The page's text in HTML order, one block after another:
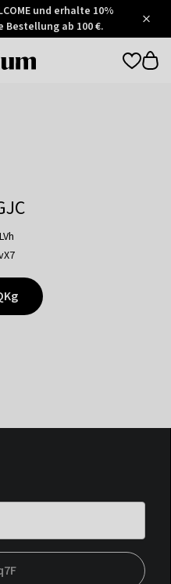
und erhalte 10%
ab 100 €.